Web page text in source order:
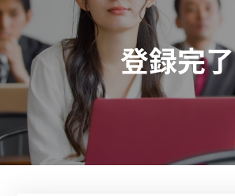
キ
ッ
プ
登録完了